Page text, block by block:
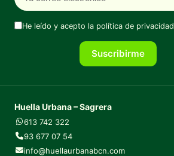
He leído y acepto la política de privacidad
Suscribirme
Huella Urbana – Sagrera
613 742 322
93 677 07 54
info@huellaurbanabcn.com